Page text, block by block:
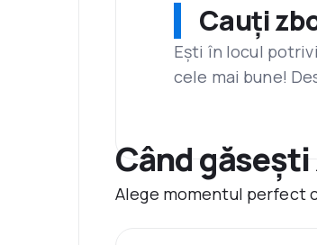
Cauți
Ești în locul
cele mai bune!
Când
Alege momentul perfect